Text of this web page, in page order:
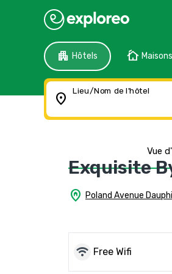
apartment Hôtels cottage Maisons
location_on Lieu/Nom de l'hôtel
Vue
Exquisite
home_pin Poland Avenue
wifi Free Wifi